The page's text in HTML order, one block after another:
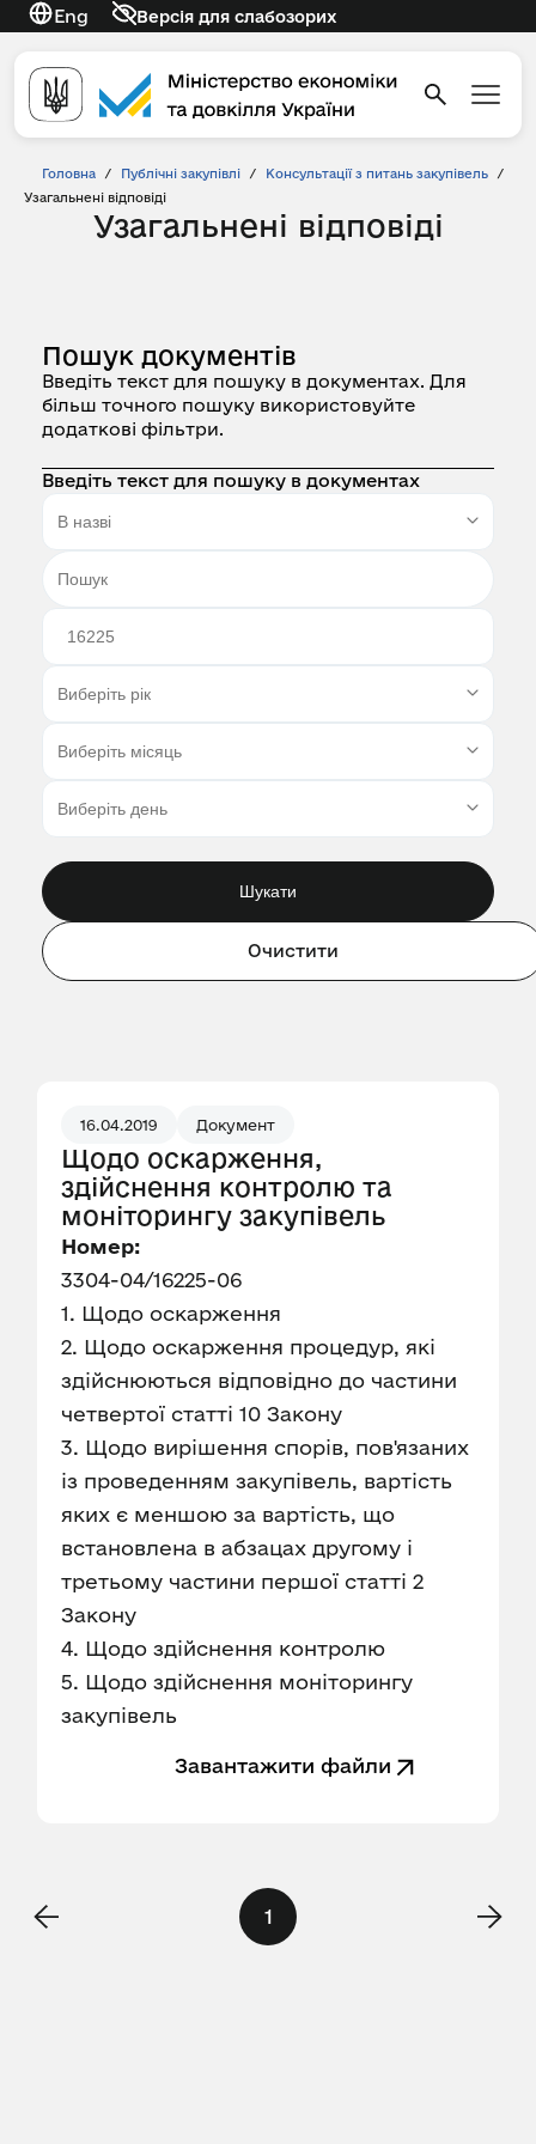
Eng Версія для слабозорих
Головна / Публічні закупівлі / Консультації з питань закупівель
/
Узагальнені відповіді
Узагальнені відповіді
Пошук документів
Введіть текст для пошуку в документах. Для
більш точного пошуку використовуйте
додаткові фільтри.
Введіть текст для пошуку в документах
Шукати
Очистити
16.04.2019 Документ
Щодо оскарження,
здійснення контролю та
моніторингу закупівель
Номер:
3304-04/16225-06
1. Щодо оскарження
2. Щодо оскарження процедур, які
здійснюються відповідно до частини
четвертої статті 10 Закону
3. Щодо вирішення спорів, пов'язаних
із проведенням закупівель, вартість
яких є меншою за вартість, що
встановлена в абзацах другому і
третьому частини першої статті 2
Закону
4. Щодо здійснення контролю
5. Щодо здійснення моніторингу
закупівель
Завантажити файли
1